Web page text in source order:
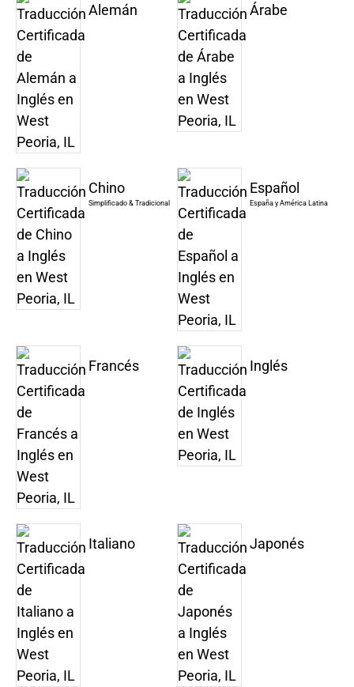
Alemán Árabe
Chino
Simplificado & Tradicional
Español
España y América Latina
Francés Inglés
Italiano Japonés